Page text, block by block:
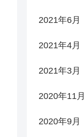
2021年6月
2021年4月
2021年3月
2020年11月
2020年9月